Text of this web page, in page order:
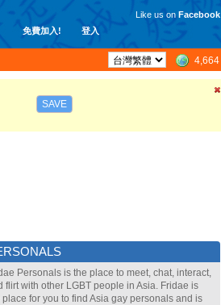
免費加入! 登入
Like us on Facebook
4,664
SAVE
Personals is the place to meet, chat, interact,
flirt with other LGBT people in Asia. Fridae is
place for you to find Asia gay personals and is